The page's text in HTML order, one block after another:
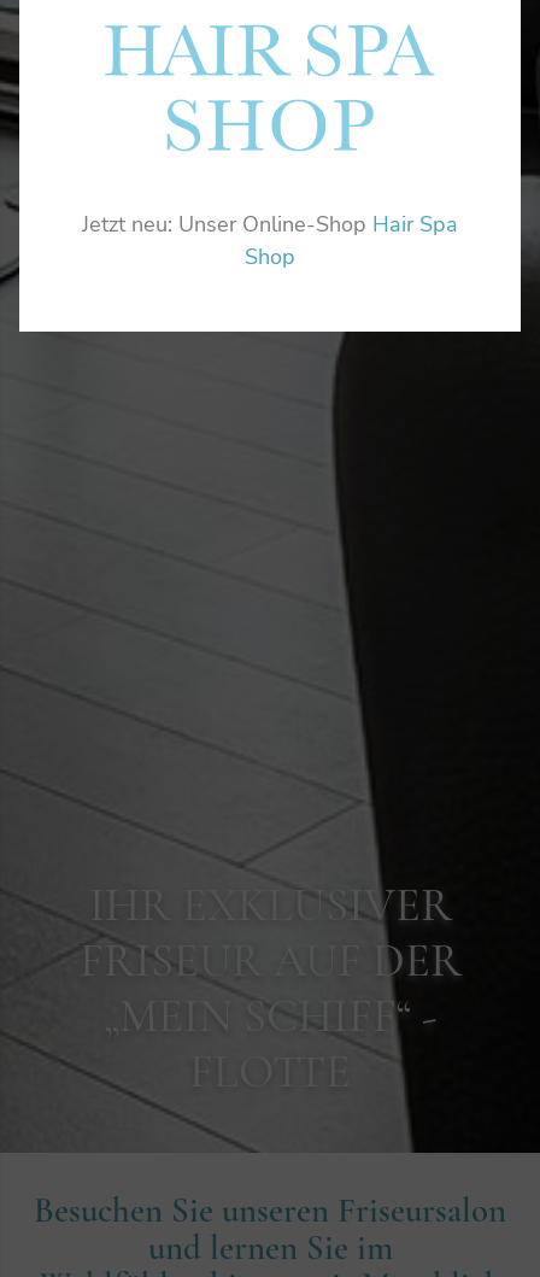
IHR EXKLUSIVER
FRISEUR
AUF DER
„MEIN SCHIFF“ -
Besuchen Sie unseren Friseursalon
und lernen Sie im
Jetzt neu: Unser Online-Shop Hair Spa
Shop